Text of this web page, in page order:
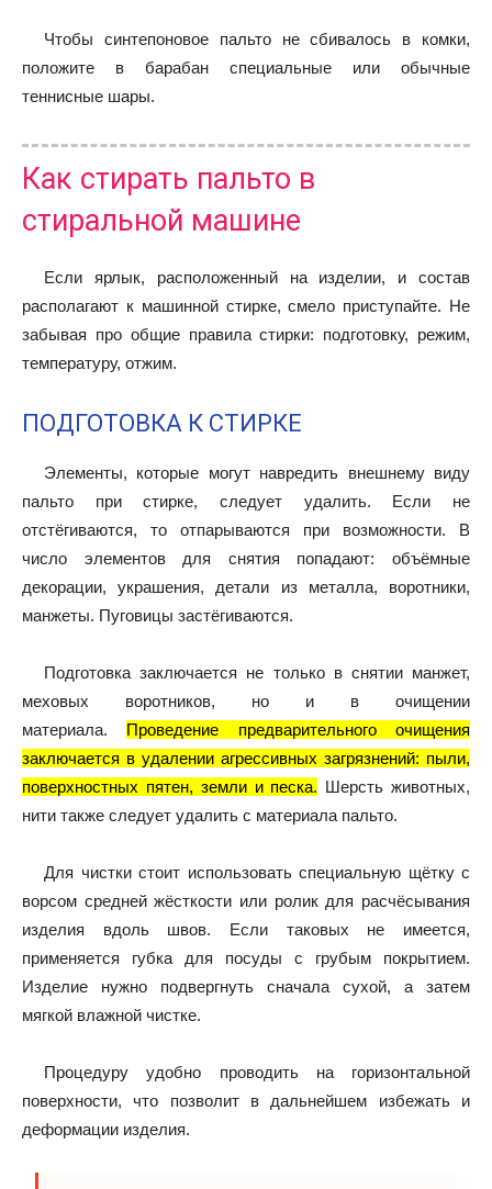
Чтобы синтепоновое пальто не сбивалось в комки,
положите в барабан специальные или обычные
теннисные шары.
Как стирать пальто в
стиральной машине
Если ярлык, расположенный на изделии, и состав
располагают к машинной стирке, смело приступайте. Не
забывая про общие правила стирки: подготовку, режим,
температуру, отжим.
ПОДГОТОВКА К СТИРКЕ
Элементы, которые могут навредить внешнему виду
пальто при стирке, следует удалить. Если не
отстёгиваются, то отпарываются при возможности. В
число элементов для снятия попадают: объёмные
декорации, украшения, детали из металла, воротники,
манжеты. Пуговицы застёгиваются.
Подготовка заключается не только в снятии манжет,
меховых воротников, но и в очищении
материала. Проведение предварительного очищения
заключается в удалении агрессивных загрязнений: пыли,
поверхностных пятен, земли и песка. Шерсть животных,
нити также следует удалить с материала пальто.
Для чистки стоит использовать специальную щётку с
ворсом средней жёсткости или ролик для расчёсывания
изделия вдоль швов. Если таковых не имеется,
применяется губка для посуды с грубым покрытием.
Изделие нужно подвергнуть сначала сухой, а затем
мягкой влажной чистке.
Процедуру удобно проводить на горизонтальной
поверхности, что позволит в дальнейшем избежать и
деформации изделия.